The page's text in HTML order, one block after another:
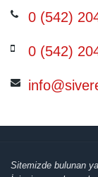
0 (542)
0 (542)
Sitemizde bulunan